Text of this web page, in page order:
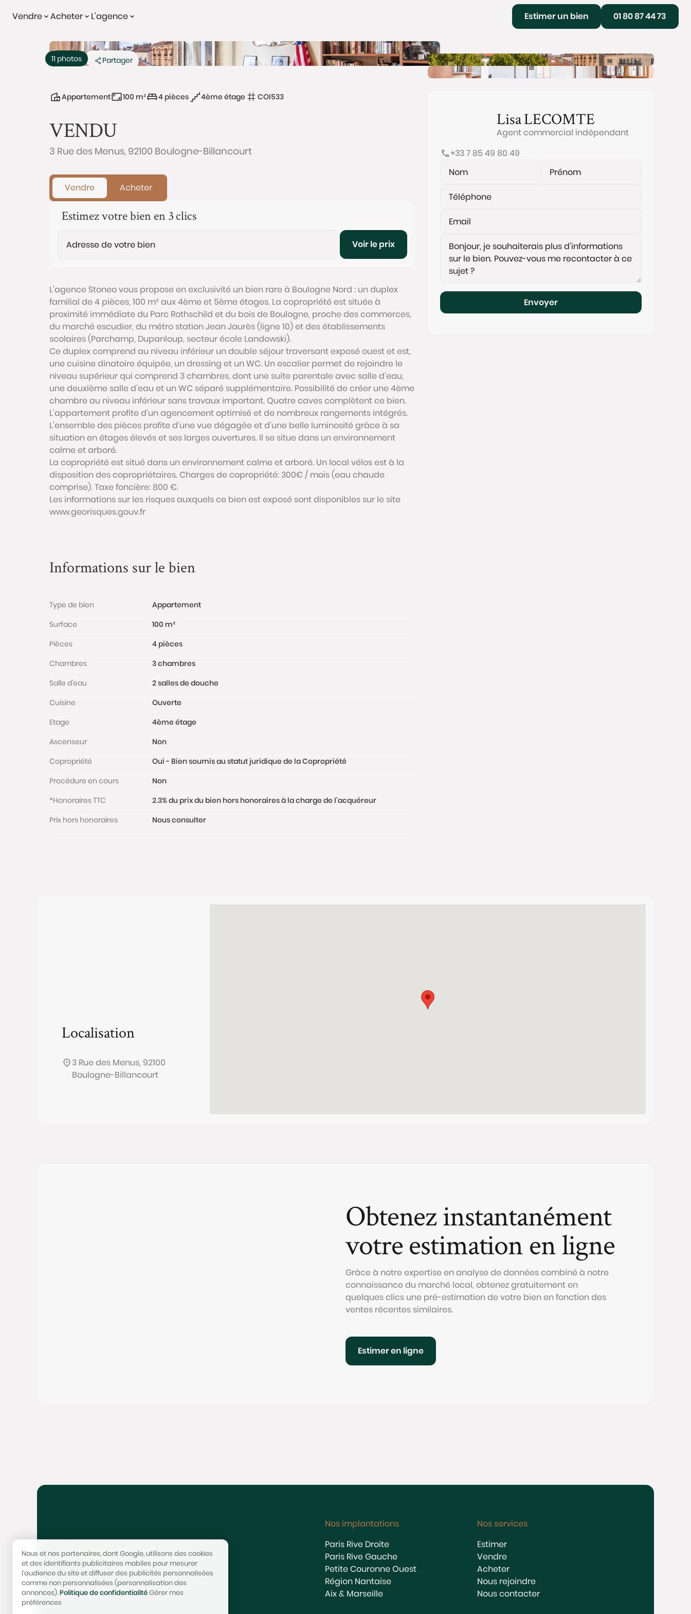
Vendre Acheter L'agence Estimer un bien 01 80 87 44 73
Vendu Exclusivité
11 photos Partager
Appartement 100 m² 4 pièces 4ème étage COI533
VENDU
3 Rue des Menus, 92100 Boulogne-Billancourt
Vendre Acheter
Estimez votre bien en 3 clics
Voir le prix
L'agence Stoneo vous propose en exclusivité un bien rare à Boulogne Nord : un duplex
familial de 4 pièces, 100 m² aux 4ème et 5ème étages. La copropriété est située à
proximité immédiate du Parc Rothschild et du bois de Boulogne, proche des commerces,
du marché escudier, du métro station Jean Jaurès (ligne 10) et des établissements
scolaires (Parchamp, Dupanloup, secteur école Landowski).
Ce duplex comprend au niveau inférieur un double séjour traversant exposé ouest et est,
une cuisine dinatoire équipée, un dressing et un WC. Un escalier permet de rejoindre le
niveau supérieur qui comprend 3 chambres, dont une suite parentale avec salle d’eau,
une deuxième salle d’eau et un WC séparé supplémentaire. Possibilité de créer une 4ème
chambre au niveau inférieur sans travaux important. Quatre caves complètent ce bien.
L'appartement profite d’un agencement optimisé et de nombreux rangements intégrés.
L'ensemble des pièces profite d’une vue dégagée et d'une belle luminosité grâce à sa
situation en étages élevés et ses larges ouvertures. Il se situe dans un environnement
calme et arboré.
La copropriété est situé dans un environnement calme et arboré. Un local vélos est à la
disposition des copropriétaires. Charges de copropriété: 300€ / mois (eau chaude
comprise). Taxe foncière: 800 €.
Les informations sur les risques auxquels ce bien est exposé sont disponibles sur le site
www.georisques.gouv.fr
Informations sur le bien
Type de bien
Appartement
Surface
100 m²
Pièces
4 pièces
Chambres
3 chambres
Salle d'eau
2 salles de douche
Cuisine
Ouverte
Etage
4ème étage
Ascenseur
Non
Copropriété
Oui - Bien soumis au statut juridique de la Copropriété
Procédure en cours
Non
*Honoraires TTC
2.3% du prix du bien hors honoraires à la charge de l'acquéreur
Prix hors honoraires
Nous consulter
LisaLECOMTE
Agent commercial indépendant
+33 7 85 49 80 49
Envoyer
Localisation
3 Rue des Menus, 92100
Boulogne-Billancourt
Obtenez instantanément
votre estimation en ligne
Grâce à notre expertise en analyse de données combiné à notre
connaissance du marché local, obtenez gratuitement en
quelques clics une pré-estimation de votre bien en fonction des
ventes récentes similaires.
Estimer en ligne
4,9/5 - 300+ avis
Nos implantations
Paris Rive Droite
Paris Rive Gauche
Petite Couronne Ouest
Région Nantaise
Aix & Marseille
Nos services
Estimer
Vendre
Acheter
Nous rejoindre
Nous contacter
Nous et nos partenaires, dont Google, utilisons des cookies
et des identifiants publicitaires mobiles pour mesurer
l'audience du site et diffuser des publicités personnalisées
comme non personnalisées (personnalisation des
annonces).Politique de confidentialitéGérer mes
préférences